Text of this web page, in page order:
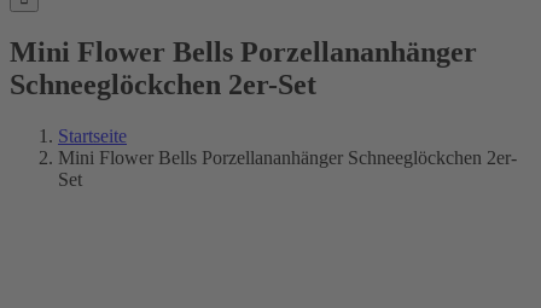
Mini Flower Bells Porzellananhänger
Schneeglöckchen 2er-Set
Startseite
Mini Flower Bells Porzellananhänger Schneeglöckchen 2er-
Set